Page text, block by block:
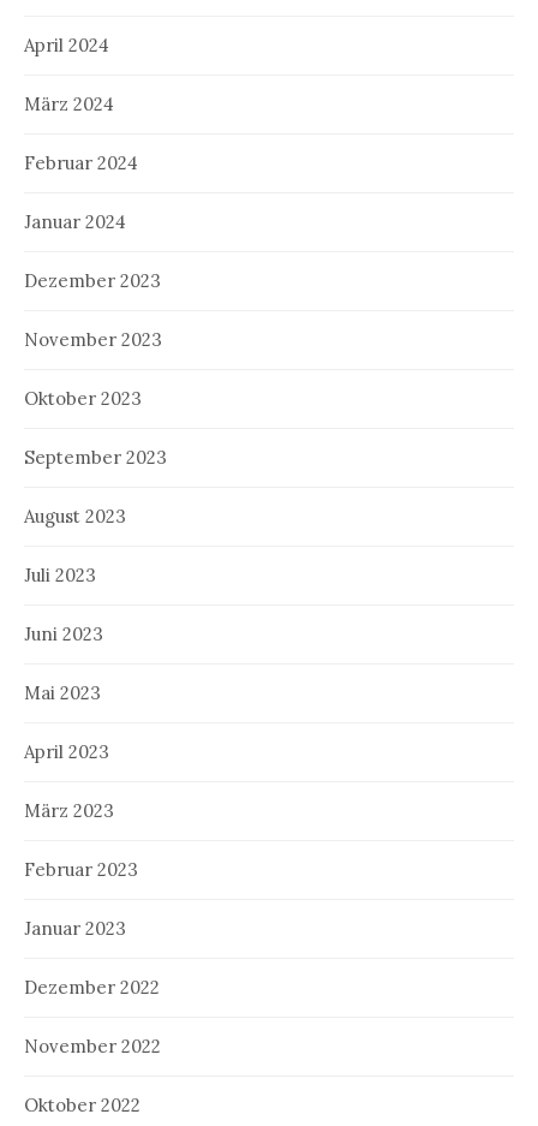
April 2024
März 2024
Februar 2024
Januar 2024
Dezember 2023
November 2023
Oktober 2023
September 2023
August 2023
Juli 2023
Juni 2023
Mai 2023
April 2023
März 2023
Februar 2023
Januar 2023
Dezember 2022
November 2022
Oktober 2022